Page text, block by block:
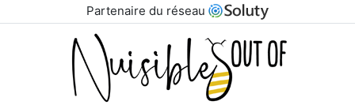
Partenaire du réseau